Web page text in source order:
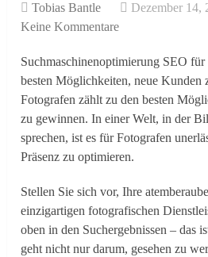
Tobias Bantle Dezember 14,
Keine Kommentare
Suchmaschinenoptimierung SEO
besten Möglichkeiten, neue Kunden
Fotografen zählt zu den besten
zu gewinnen. In einer Welt, in der
sprechen, ist es für Fotografen
Präsenz zu optimieren.
Stellen Sie sich vor, Ihre
einzigartigen fotografischen
oben in den Suchergebnissen – das
geht nicht nur darum, gesehen zu